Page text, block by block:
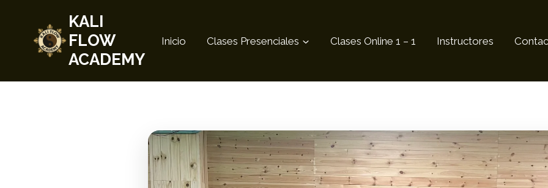
contenido
KALI
FLOW
ACADEMY
Inicio Clases Presenciales Clases Online 1 – 1 Instructores